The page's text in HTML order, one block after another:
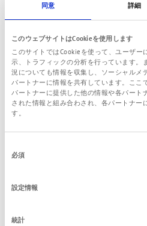
同意 詳細
このウェブサイトはCookieを使用します
このサイトではCookieを使って、ユーザー
示、トラフィックの分析を行っています。
況についても情報を収集し、ソーシャルメ
パートナーに情報を共有しています。ここ
パートナーに提供した他の情報や各パート
された情報と組み合わされ、各パートナー
す。
必須
設定情報
統計
アポのお申し込みはこちら
City
© 2021 FMT Swiss AG